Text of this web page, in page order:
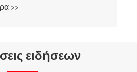
>>
ειδήσεων